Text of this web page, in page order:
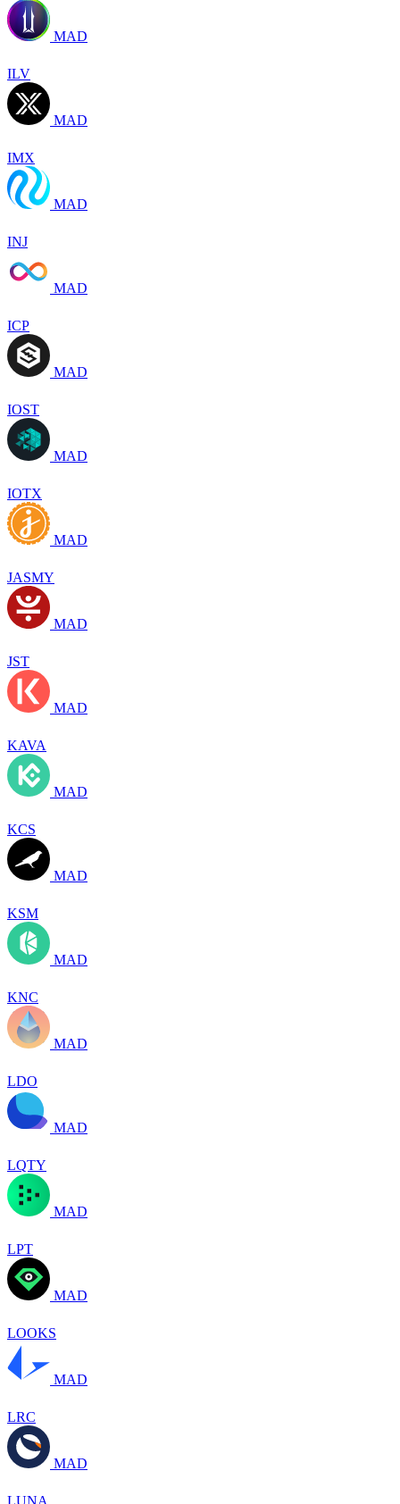
MAD
ILV
MAD
IMX
MAD
INJ
MAD
ICP
MAD
IOST
MAD
IOTX
MAD
JASMY
MAD
JST
MAD
KAVA
MAD
KCS
MAD
KSM
MAD
KNC
MAD
LDO
MAD
LQTY
MAD
LPT
MAD
LOOKS
MAD
LRC
MAD
LUNA